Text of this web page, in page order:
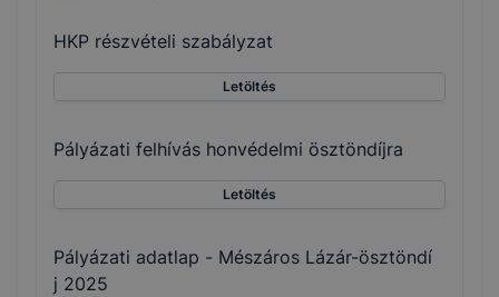
HKP részvételi szabályzat
Letöltés
Pályázati felhívás honvédelmi ösztöndíjra
Letöltés
Pályázati adatlap - Mészáros Lázár-ösztöndí
j 2025